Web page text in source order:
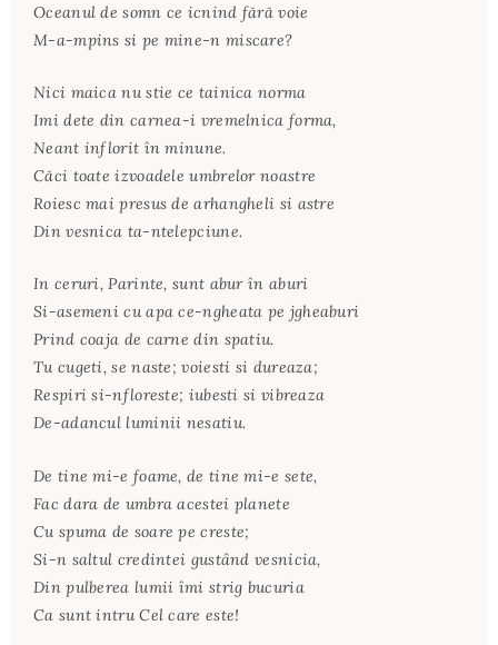
Oceanul de somn ce icnind fără voie
M-a-mpins si pe mine-n miscare?
Nici maica nu stie ce tainica norma
Imi dete din carnea-i vremelnica forma,
Neant inflorit în minune.
Căci toate izvoadele umbrelor noastre
Roiesc mai presus de arhangheli si astre
Din vesnica ta-ntelepciune.
In ceruri, Parinte, sunt abur în aburi
Si-asemeni cu apa ce-ngheata pe jgheaburi
Prind coaja de carne din spatiu.
Tu cugeti, se naste; voiesti si dureaza;
Respiri si-nfloreste; iubesti si vibreaza
De-adancul luminii nesatiu.
De tine mi-e foame, de tine mi-e sete,
Fac dara de umbra acestei planete
Cu spuma de soare pe creste;
Si-n saltul credintei gustând vesnicia,
Din pulberea lumii îmi strig bucuria
Ca sunt intru Cel care este!